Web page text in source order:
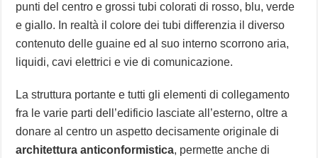
punti del centro e grossi tubi colorati di rosso, blu, verde
e giallo. In realtà il colore dei tubi differenzia il diverso
contenuto delle guaine ed al suo interno scorrono aria,
liquidi, cavi elettrici e vie di comunicazione.
La struttura portante e tutti gli elementi di collegamento
fra le varie parti dell’edificio lasciate all’esterno, oltre a
donare al centro un aspetto decisamente originale di
architettura anticonformistica, permette anche di